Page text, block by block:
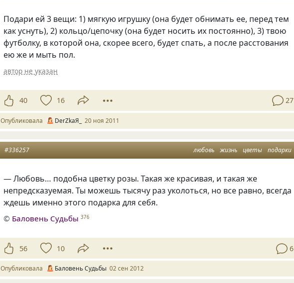
Подари ей 3 вещи: 1) мягкую игрушку(она будет обнимать ее, перед тем
как уснуть), 2) кольцо/цепочку(она будет носить их постоянно), 3) твою
футболку, в которой она, скорее всего, будет спать, а после расстования
ею же и мыть пол.
автор не указан
40 16 27
Опубликовала DerZkaЯ_ 20 ноя 2011
любовь жизнь цветы подарки
#336257
— Любовь… подобна цветку розы. Такая же красивая, и такая же
непредсказуемая. Ты можешь тысячу раз уколоться, но все равно, всегда
ждешь именно этого подарка для себя.
© Баловень Судьбы 376
56 10 6
Опубликовала Баловень Судьбы 02 сен 2012